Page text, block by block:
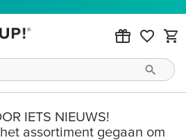
IETS NIEUWS!
assortiment gegaan om